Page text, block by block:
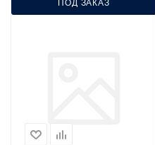
ПОД ЗАКАЗ